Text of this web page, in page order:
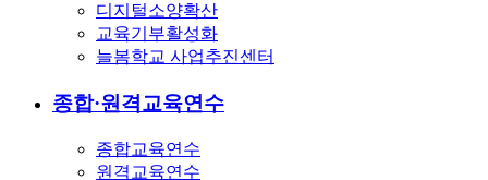
디지털소양확산
교육기부활성화
늘봄학교 사업추진센터
종합·원격교육연수
종합교육연수
원격교육연수